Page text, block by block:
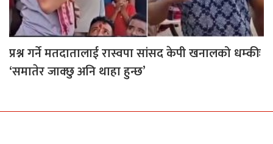
प्रश्न गर्ने मतदातालाई रास्वपा सांसद केपी खनालको धम्कीः
‘समातेर जाक्छु अनि थाहा हुन्छ’